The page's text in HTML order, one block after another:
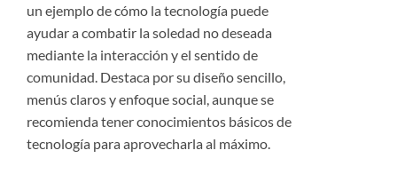
un ejemplo de cómo la tecnología puede
ayudar a combatir la soledad no deseada
mediante la interacción y el sentido de
comunidad. Destaca por su diseño sencillo,
menús claros y enfoque social, aunque se
recomienda tener conocimientos básicos de
tecnología para aprovecharla al máximo.